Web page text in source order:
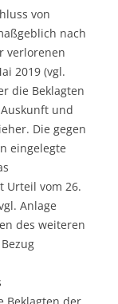
von
nach
verlorenen
2019 (vgl.
die Beklagten
und
Die gegen
eingelegte
Urteil vom 26.
Anlage
des weiteren
Beklagten der